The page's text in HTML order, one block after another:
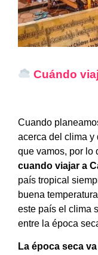
Cuándo
Cuando
acerca del clima y
que vamos, por lo
cuando viajar a
país tropical
buena
este país el clima
entre la época
La época seca